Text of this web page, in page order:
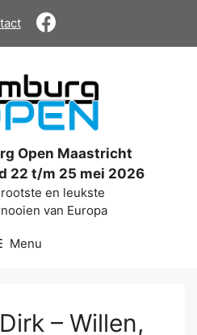
Open Maastricht
22 t/m 25 mei 2026
en leukste
van Europa
Menu
– Willen,